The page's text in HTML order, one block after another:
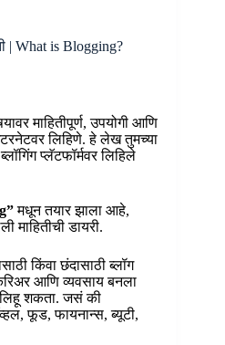
| What is Blogging?
माहितीपूर्ण, उपयोगी आणि
लिहिणे. हे लेख तुमच्या
प्लॅटफॉर्मवर लिहिले
मधून तयार झाला आहे,
माहितीची डायरी.
किंवा छंदासाठी ब्लॉग
आणि व्यवसाय बनला
लिहू शकता. जसं की
फूड, फायनान्स, ब्यूटी,